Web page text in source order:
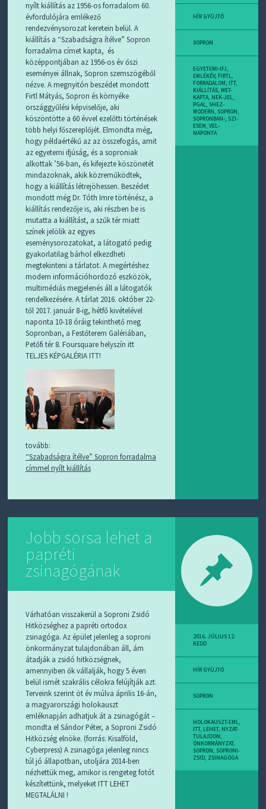
nyílt kiállítás az 1956-os forradalom 60.
évfordulójára emlékező
rendezvénysorozat keretein belül. A
kiállítás a “Szabadságra ítélve” Sopron
forradalma címet kapta, és
középpontjában az 1956-os év őszi
eseményei állnak, Sopron szemszögéből
nézve. A megnyitón beszédet mondott
Firtl Mátyás, Sopron és környéke
országgyűlési képviselője, aki
köszöntötte a 60 évvel ezelőtti történések
több helyi főszereplőjét. Elmondta még,
hogy példaértékű az az összefogás, amit
az egyetemi ifjúság, és a soproniak
alkottak ’56-ban, és kifejezte köszönetét
mindazoknak, akik közreműködtek,
hogy a kiállítás létrejöhessen. Beszédet
mondott még Dr. Tóth Imre történész, a
kiállítás rendezője is, aki részben be is
mutatta a kiállítást, a szűk tér miatt
színek jelölik az egyes
eseménysorozatokat, a látogató pedig
gyakorlatilag bárhol elkezdheti
megtekinteni a tárlatot. A megértéshez
modern információhordozó eszközök,
multimédiás megjelenés áll a látogatók
rendelkezésére. A tárlat 2016. október 22-
től 2017. január 8-ig, hétfő kivételével
naponta 10-18 óráig tekinthető meg
Sopronban, a Festőterem Galériában,
Petőfi tér 8. Foursquare helyszín itt
TELJES KÉPGALÉRIA ITT!
tovább:
“Szabadságra ítélve” Sopron forradalma
címmel nyílt kiállítás
HÍR GYÜJTŐ
SOPRON
EGYETEMI-IFJ,
EMLÉKÉV, FIRTL,
FORRADALOM, ITT,
KIÁLLÍTÁS, MET-
KAPTA, NEK-JEL,
PGAL, SHEZ-
MODERN, SOPRON,
SOPRONBAN-, SZI-
ESEM,VEL-
NAPONTA
Jobb sorsa lehet a
papréti
zsinagógának
Várhatóan visszakerül a Soproni Zsidó
Hitközséghez a papréti ortodox
zsinagóga. Az épület jelenleg a soproni
önkormányzat tulajdonában áll, ám
átadják a zsidó hitközségnek,
amennyiben ők vállalják, hogy 5 éven
belül ismét szakrális célokra felújítják azt.
Terveink szerint öt év múlva április 16-án,
a magyarországi holokauszt
emléknapján adhatjuk át a zsinagógát –
mondta el Sándor Péter, a Soproni Zsidó
Hitközség elnöke. (forrás: Kisalföld,
Cyberpress) A zsinagóga jelenleg nincs
túl jó állapotban, utoljára 2014-ben
nézhettük meg, amikor is rengeteg fotót
készítettünk, melyeket ITT LEHET
MEGTALÁLNI !
2016. JÚLIUS 12.
KEDD
HÍR GYÜJTŐ
SOPRON
HOLOKAUSZT-EML,
ITT, LEHET, NYZAT-
TULAJDON,
ÖNKORMÁNYZAT,
SOPRON, SOPRONI-
ZSID, ZSINAGÓGA